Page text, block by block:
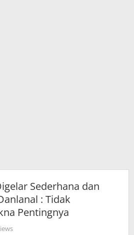
Sederhana dan
: Tidak
Pentingnya